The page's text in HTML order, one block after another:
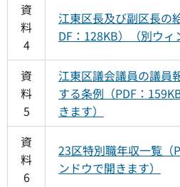
資
料
4
江東区長及び副区長の
DF：128KB）（別ウィ
資
料
5
江東区議会議員の議員
する条例（PDF：
きます）
資
料
6
23区特別職年収一覧（
ンドウで開きます）